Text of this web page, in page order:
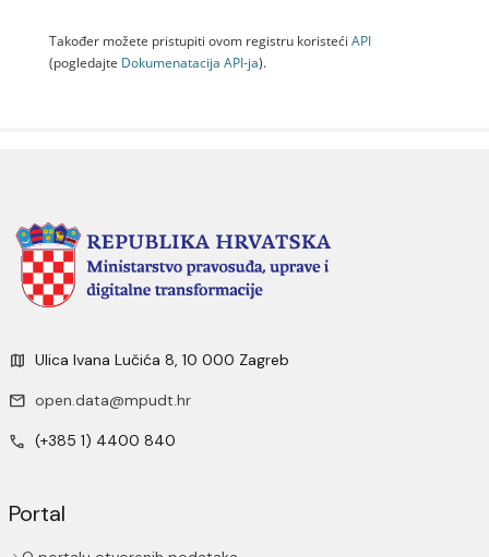
Također možete pristupiti ovom registru koristeći API
(pogledajte Dokumenаtаcijа API-jа).